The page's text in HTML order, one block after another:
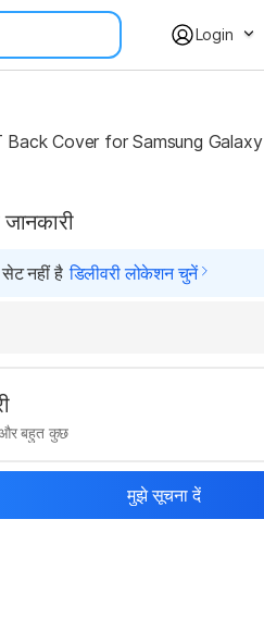
Login
Back Cover for Samsung
जानकारी
नहीं है डिलीवरी लोकेशन चुनें
और बहुत कुछ
Show More
मुझे सूचना दें